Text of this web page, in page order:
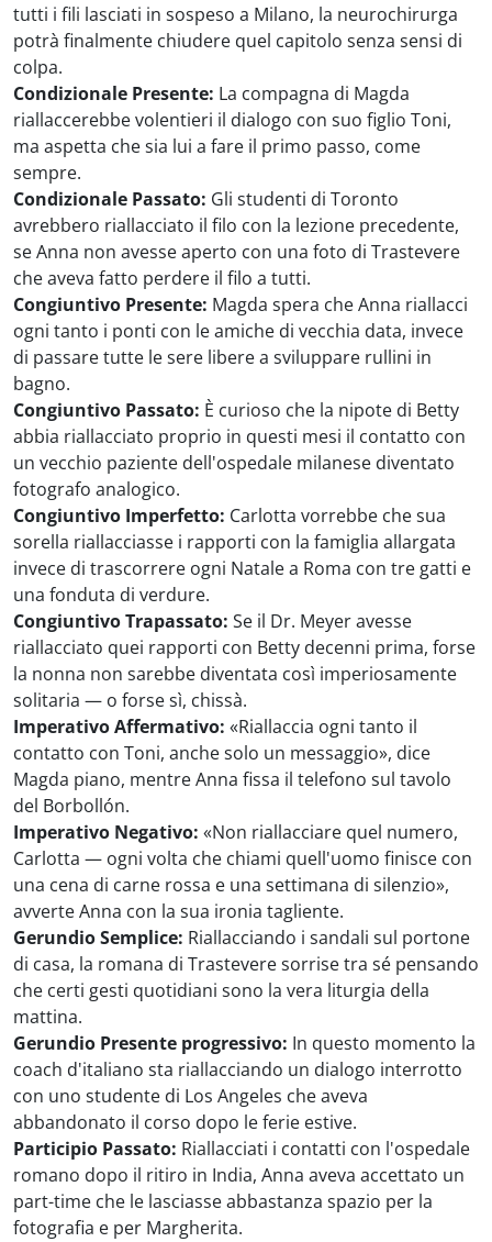
tutti i fili lasciati in sospeso a Milano, la neurochirurga
potrà finalmente chiudere quel capitolo senza sensi di
colpa.
Condizionale Presente: La compagna di Magda
riallaccerebbe volentieri il dialogo con suo figlio Toni,
ma aspetta che sia lui a fare il primo passo, come
sempre.
Condizionale Passato: Gli studenti di Toronto
avrebbero riallacciato il filo con la lezione precedente,
se Anna non avesse aperto con una foto di Trastevere
che aveva fatto perdere il filo a tutti.
Congiuntivo Presente: Magda spera che Anna riallacci
ogni tanto i ponti con le amiche di vecchia data, invece
di passare tutte le sere libere a sviluppare rullini in
bagno.
Congiuntivo Passato: È curioso che la nipote di Betty
abbia riallacciato proprio in questi mesi il contatto con
un vecchio paziente dell'ospedale milanese diventato
fotografo analogico.
Congiuntivo Imperfetto: Carlotta vorrebbe che sua
sorella riallacciasse i rapporti con la famiglia allargata
invece di trascorrere ogni Natale a Roma con tre gatti e
una fonduta di verdure.
Congiuntivo Trapassato: Se il Dr. Meyer avesse
riallacciato quei rapporti con Betty decenni prima, forse
la nonna non sarebbe diventata così imperiosamente
solitaria — o forse sì, chissà.
Imperativo Affermativo: «Riallaccia ogni tanto il
contatto con Toni, anche solo un messaggio», dice
Magda piano, mentre Anna fissa il telefono sul tavolo
del Borbollón.
Imperativo Negativo: «Non riallacciare quel numero,
Carlotta — ogni volta che chiami quell'uomo finisce con
una cena di carne rossa e una settimana di silenzio»,
avverte Anna con la sua ironia tagliente.
Gerundio Semplice: Riallacciando i sandali sul portone
di casa, la romana di Trastevere sorrise tra sé pensando
che certi gesti quotidiani sono la vera liturgia della
mattina.
Gerundio Presente progressivo: In questo momento la
coach d'italiano sta riallacciando un dialogo interrotto
con uno studente di Los Angeles che aveva
abbandonato il corso dopo le ferie estive.
Participio Passato: Riallacciati i contatti con l'ospedale
romano dopo il ritiro in India, Anna aveva accettato un
part-time che le lasciasse abbastanza spazio per la
fotografia e per Margherita.